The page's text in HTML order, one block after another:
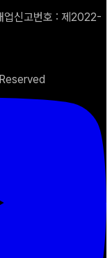
신고번호 : 제2022-